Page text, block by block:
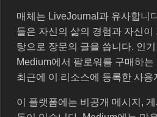
매체는 LiveJournal과 유사합니
들은 자신의 삶의 경험과 자신
탕으로 장문의 글을 씁니다. 인
Medium에서 팔로워를 구매하는
최근에 이 리소스에 등록한 사용
이 플랫폼에는 비공개 메시지,